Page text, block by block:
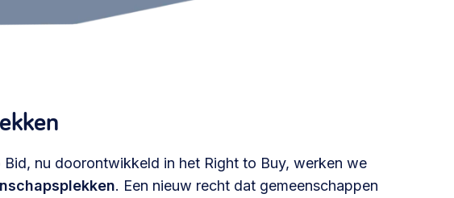
nu doorontwikkeld in het Right to Buy, werken we
. Een nieuw recht dat gemeenschappen